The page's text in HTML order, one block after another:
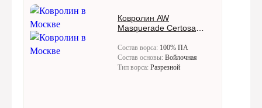
Ковролин AW
Masquerade Certosa
Состав ворса: 100% ПА
Состав основы: Войлочная
Тип ворса: Разрезной